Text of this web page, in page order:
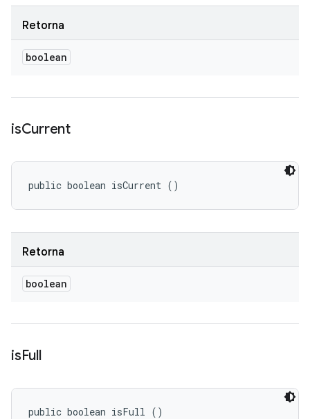
Retorna
boolean
isCurrent
public boolean isCurrent ()
Retorna
boolean
isFull
public boolean isFull ()